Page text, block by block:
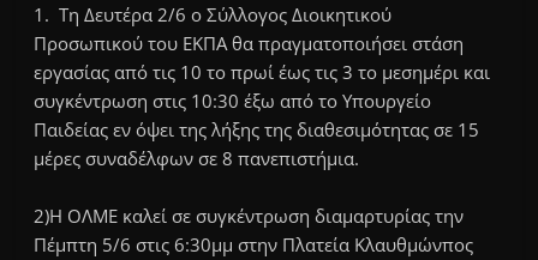
1. Τη Δευτέρα 2/6 ο Σύλλογος Διοικητικού
Προσωπικού του ΕΚΠΑ θα πραγματοποιήσει στάση
εργασίας από τις 10 το πρωί έως τις 3 το μεσημέρι και
συγκέντρωση στις 10:30 έξω από το Υπουργείο
Παιδείας εν όψει της λήξης της διαθεσιμότητας σε 15
μέρες συναδέλφων σε 8 πανεπιστήμια.
2)Η ΟΛΜΕ καλεί σε συγκέντρωση διαμαρτυρίας την
Πέμπτη 5/6 στις 6:30μμ στην Πλατεία Κλαυθμώνπος